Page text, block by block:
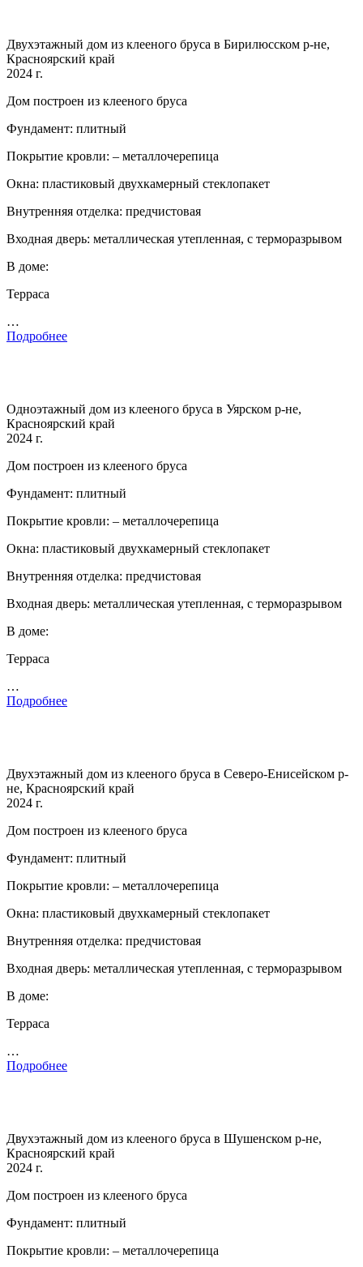
Двухэтажный дом из клееного бруса в Бирилюсском р-не,
Красноярский край
2024 г.
Дом построен из клееного бруса
Фундамент: плитный
Покрытие кровли: – металлочерепица
Окна: пластиковый двухкамерный стеклопакет
Внутренняя отделка: предчистовая
Входная дверь: металлическая утепленная, с терморазрывом
В доме:
Терраса
…
Подробнее
Одноэтажный дом из клееного бруса в Уярском р-не,
Красноярский край
2024 г.
Дом построен из клееного бруса
Фундамент: плитный
Покрытие кровли: – металлочерепица
Окна: пластиковый двухкамерный стеклопакет
Внутренняя отделка: предчистовая
Входная дверь: металлическая утепленная, с терморазрывом
В доме:
Терраса
…
Подробнее
Двухэтажный дом из клееного бруса в Северо-Енисейском р-
не, Красноярский край
2024 г.
Дом построен из клееного бруса
Фундамент: плитный
Покрытие кровли: – металлочерепица
Окна: пластиковый двухкамерный стеклопакет
Внутренняя отделка: предчистовая
Входная дверь: металлическая утепленная, с терморазрывом
В доме:
Терраса
…
Подробнее
Двухэтажный дом из клееного бруса в Шушенском р-не,
Красноярский край
2024 г.
Дом построен из клееного бруса
Фундамент: плитный
Покрытие кровли: – металлочерепица